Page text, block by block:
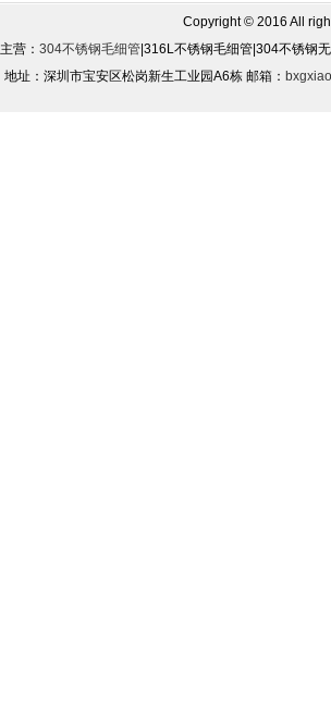
Copyright © 2016 All
主营： 304不锈钢毛细管|316L不锈钢毛细管|304不锈钢
地址：深圳市宝安区松岗新生工业园A6栋 邮箱：